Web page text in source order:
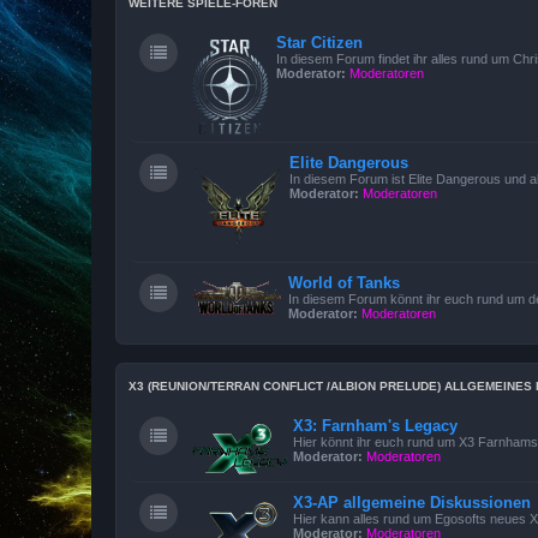
WEITERE SPIELE-FOREN
Star Citizen
In diesem Forum findet ihr alles rund um
Moderator: Moderatoren
Elite Dangerous
In diesem Forum ist Elite Dangerous und
Moderator: Moderatoren
World of Tanks
In diesem Forum könnt ihr euch rund um
Moderator: Moderatoren
X3 (REUNION/TERRAN CONFLICT /ALBION PRELUDE) ALLGEMEINES
X3: Farnham's Legacy
Hier könnt ihr euch rund um X3
Moderator: Moderatoren
X3-AP allgemeine Diskussionen
Hier kann alles rund um Egosofts neues
Moderator: Moderatoren